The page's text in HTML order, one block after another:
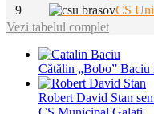
9
CS
Vezi tabelul complet
Cătălin „Bobo” Baciu
Robert David Stan